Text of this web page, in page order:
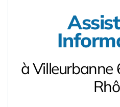
à Villeurbanne